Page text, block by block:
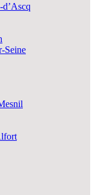
Seine